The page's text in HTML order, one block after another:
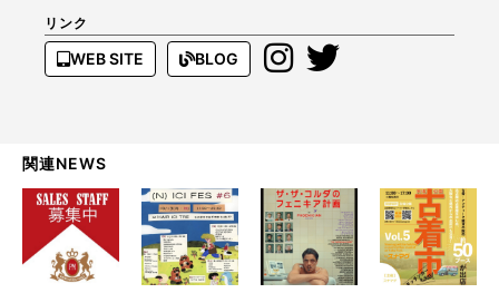
リンク
WEB SITE BLOG
関連NEWS